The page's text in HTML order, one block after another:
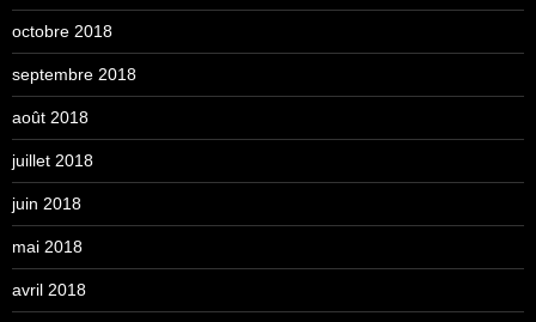
octobre 2018
septembre 2018
août 2018
juillet 2018
juin 2018
mai 2018
avril 2018